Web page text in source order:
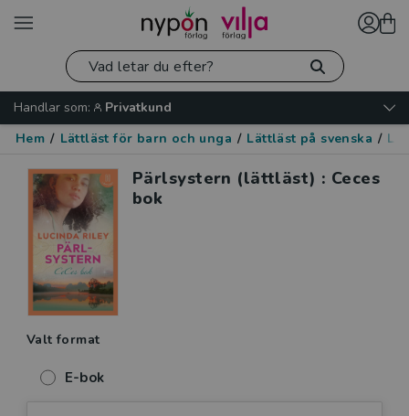
Handlar som:
Privatkund
Hem / Lättläst för barn och unga / Lättläst på svenska /
Pärlsystern (lättläst) : Ceces
bok
Valt format
E-bok